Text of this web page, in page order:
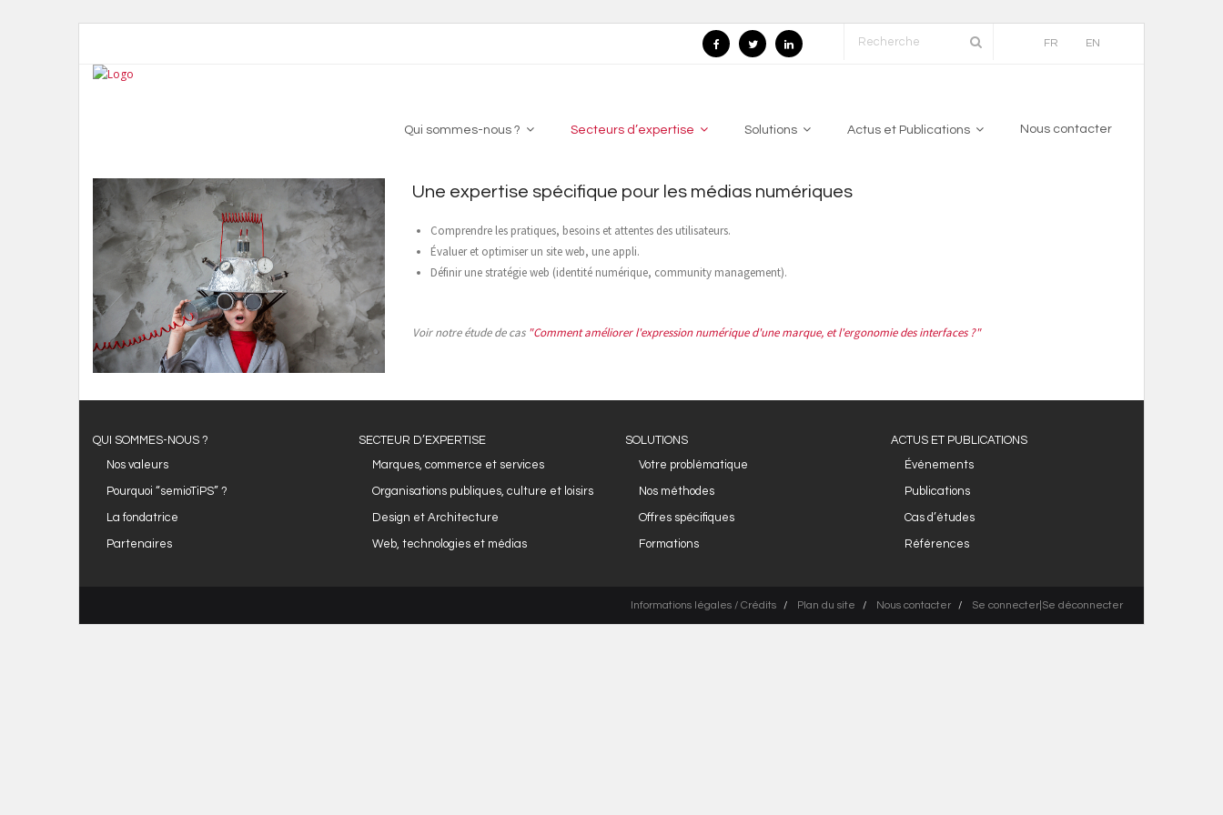
FR EN
Qui sommes-nous ? Secteurs d’expertise Solutions Actus et Publications Nous contacter
Une expertise spécifique pour les médias numériques
Comprendre les pratiques, besoins et attentes des utilisateurs.
Évaluer et optimiser un site web, une appli.
Définir une stratégie web (identité numérique, community management).
Voir notre étude de cas "Comment améliorer l'expression numérique d'une marque, et l'ergonomie des interfaces ?"
QUI SOMMES-NOUS ?
Nos valeurs
Pourquoi “semioTiPS” ?
La fondatrice
Partenaires
SECTEUR D’EXPERTISE
Marques, commerce et services
Organisations publiques, culture et loisirs
Design et Architecture
Web, technologies et médias
SOLUTIONS
Votre problématique
Nos méthodes
Offres spécifiques
Formations
ACTUS ET PUBLICATIONS
Événements
Publications
Cas d’études
Références
Informations légales / Crédits Plan du site Nous contacter Se connecter|Se déconnecter